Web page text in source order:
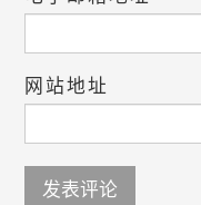
网站地址